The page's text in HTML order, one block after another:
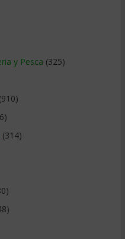
y Pesca (325)
(910)
(314)